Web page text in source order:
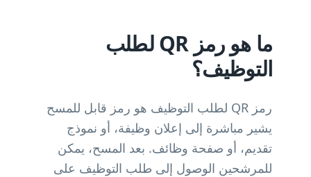
ما هو رمز QR لطلب
التوظيف؟
رمز QR لطلب التوظيف هو رمز قابل للمسح
يشير مباشرة إلى إعلان وظيفة، أو نموذج
تقديم، أو صفحة وظائف. بعد المسح، يمكن
للمرشحين الوصول إلى طلب التوظيف على